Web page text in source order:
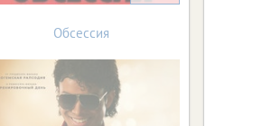
Обсессия